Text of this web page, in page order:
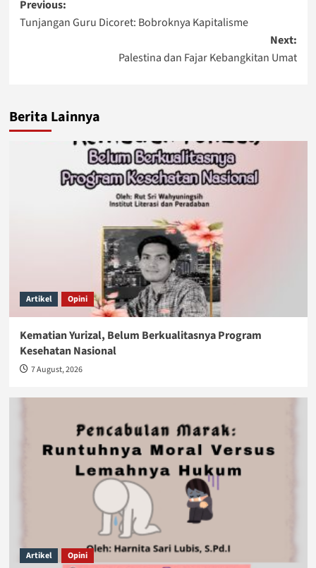
Post
navigation
Previous:
Tunjangan Guru Dicoret: Bobroknya Kapitalisme
Next:
Palestina dan Fajar Kebangkitan Umat
Berita Lainnya
Artikel Opini
Kematian Yurizal, Belum Berkualitasnya Program
Kesehatan Nasional
7 August, 2026
Artikel Opini